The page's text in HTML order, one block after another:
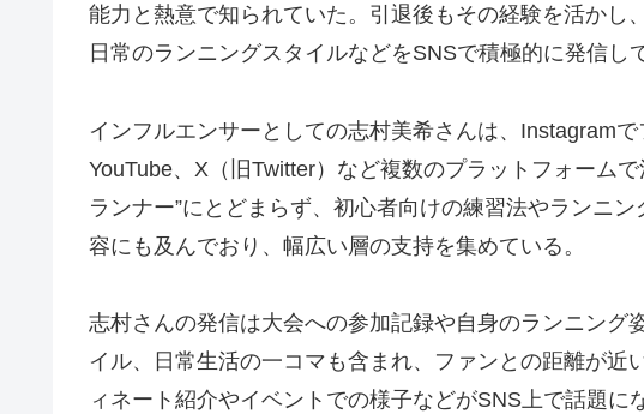
能力と熱意で知られていた。引退後もその経験を活かし
日常のランニングスタイルなどをSNSで積極的に発信し
インフルエンサーとしての志村美希さんは、Instagram
YouTube、X（旧Twitter）など複数のプラットフォーム
ランナー”にとどまらず、初心者向けの練習法やランニ
容にも及んでおり、幅広い層の支持を集めている。
志村さんの発信は大会への参加記録や自身のランニング
イル、日常生活の一コマも含まれ、ファンとの距離が近
ィネート紹介やイベントでの様子などがSNS上で話題